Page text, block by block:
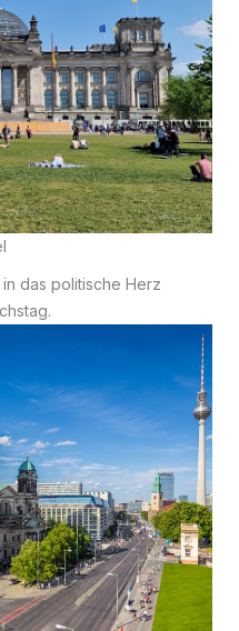
das politische Herz